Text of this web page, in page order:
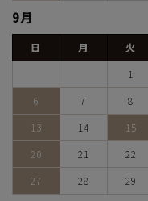
9月
日 月 火
1
6
7 8
13
14 15
20
21 22
27
28 29